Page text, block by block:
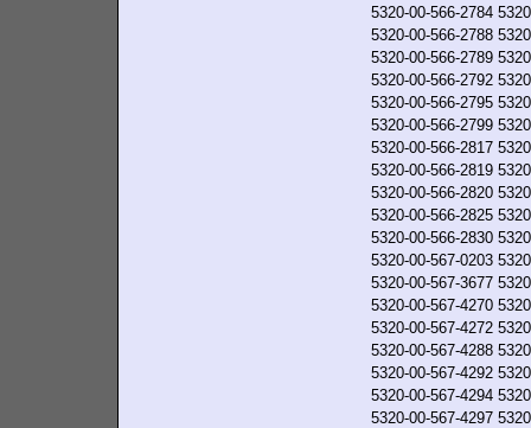
5320-00-566-2784
5320-00-566-2788
5320-00-566-2789
5320-00-566-2792
5320-00-566-2795
5320-00-566-2799
5320-00-566-2817
5320-00-566-2819
5320-00-566-2820
5320-00-566-2825
5320-00-566-2830
5320-00-567-0203
5320-00-567-3677
5320-00-567-4270
5320-00-567-4272
5320-00-567-4288
5320-00-567-4292
5320-00-567-4294
5320-00-567-4297